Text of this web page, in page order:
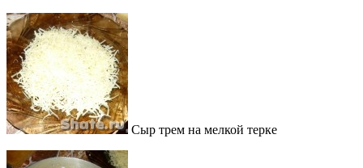
Сыр трем на мелкой терке